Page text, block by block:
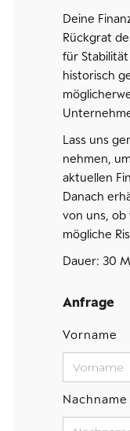
Deine
Rückgrat
für
historisch
Lass uns
nehmen,
aktuellen
Danach
von uns, ob
mögliche
Dauer: 30
Anfrage
Vorname
Nachname